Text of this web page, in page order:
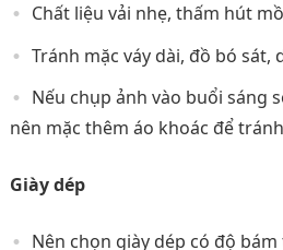
Chất liệu vải nhẹ, thấm hút
Tránh mặc váy dài, đồ bó sát,
Nếu chụp ảnh vào buổi sáng
nên mặc thêm áo khoác để
Giày dép
Nên chọn giày dép có độ